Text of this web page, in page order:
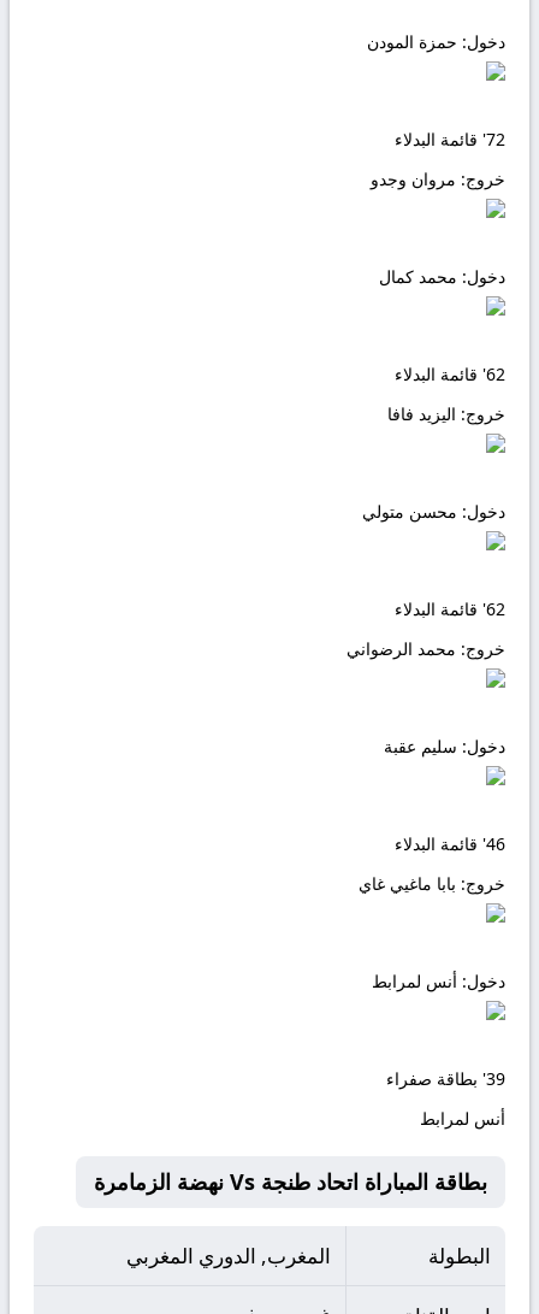
دخول: حمزة المودن
72' قائمة البدلاء
خروج: مروان وجدو
دخول: محمد كمال
62' قائمة البدلاء
خروج: اليزيد فافا
دخول: محسن متولي
62' قائمة البدلاء
خروج: محمد الرضواني
دخول: سليم عقبة
46' قائمة البدلاء
خروج: بابا ماغيي غاي
دخول: أنس لمرابط
39' بطاقة صفراء
أنس لمرابط
بطاقة المباراة اتحاد طنجة Vs نهضة الزمامرة
البطولة المغرب, الدوري المغربي